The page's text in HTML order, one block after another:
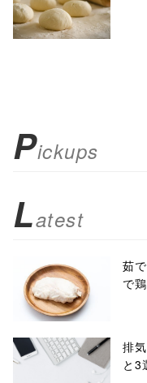
Pickups
Latest
茹
で
排
と3